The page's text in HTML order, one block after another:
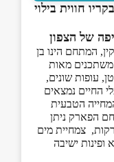
חווית בילוי
של הצפון
בקריית מוצקין, המתחם הינו בן
משתכנים מאות
עופות שונים,
החיים נמצאים
הטבעית
הפארק ניתן
צמחיית מים
ישיבה